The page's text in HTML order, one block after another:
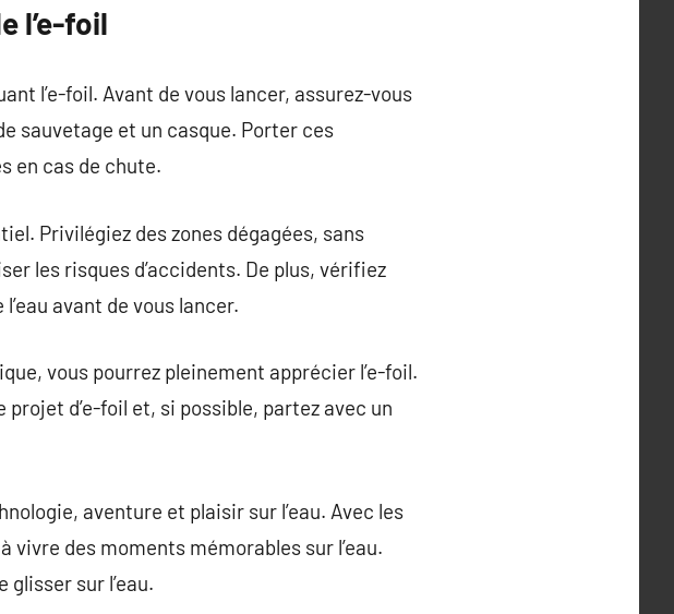
l’e-foil
l’e-foil. Avant de vous lancer, assurez-vous
sauvetage et un casque. Porter ces
en cas de chute.
Privilégiez des zones dégagées, sans
les risques d’accidents. De plus, vérifiez
avant de vous lancer.
vous pourrez pleinement apprécier l’e-foil.
d’e-foil et, si possible, partez avec un
aventure et plaisir sur l’eau. Avec les
des moments mémorables sur l’eau.
sur l’eau.